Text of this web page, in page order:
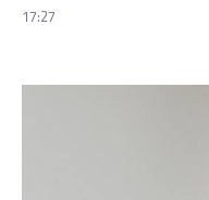
17:27